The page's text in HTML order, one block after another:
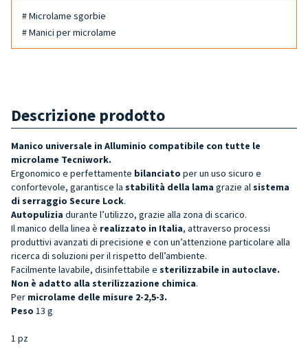
# Microlame sgorbie
# Manici per microlame
Descrizione prodotto
Manico universale in Alluminio compatibile con tutte le
microlame Tecniwork.
Ergonomico e perfettamente bilanciato per un uso sicuro e
confortevole, garantisce la stabilità della lama grazie al sistema
di serraggio Secure Lock.
Autopulizia durante l’utilizzo, grazie alla zona di scarico.
Il manico della linea è realizzato in Italia, attraverso processi
produttivi avanzati di precisione e con un’attenzione particolare alla
ricerca di soluzioni per il rispetto dell’ambiente.
Facilmente lavabile, disinfettabile e sterilizzabile in autoclave.
Non è adatto alla sterilizzazione chimica.
Per microlame delle misure 2-2,5-3.
Peso 13 g
1 pz